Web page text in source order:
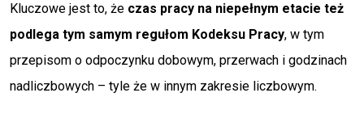
Kluczowe jest to, że czas pracy na niepełnym etacie też
podlega tym samym regułom Kodeksu Pracy, w tym
przepisom o odpoczynku dobowym, przerwach i godzinach
nadliczbowych – tyle że w innym zakresie liczbowym.